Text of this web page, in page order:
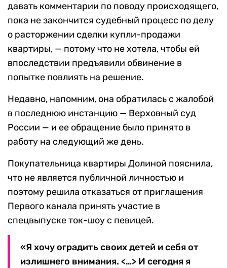
давать комментарии по поводу происходящего,
пока не закончится судебный процесс по делу
о расторжении сделки купли-продажи
квартиры, — потому что не хотела, чтобы ей
впоследствии предъявили обвинение в
попытке повлиять на решение.
Недавно, напомним, она обратилась с жалобой
в последнюю инстанцию — Верховный суд
России — и ее обращение было принято в
работу на следующий же день.
Покупательница квартиры Долиной пояснила,
что не является публичной личностью и
поэтому решила отказаться от приглашения
Первого канала принять участие в
спецвыпуске ток-шоу с певицей.
«Я хочу оградить своих детей и себя от
излишнего внимания. <…> И сегодня я